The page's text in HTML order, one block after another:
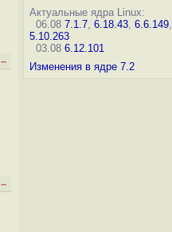
–
–
Актуальные ядра Linux:
06.08 7.1.7, 6.18.43, 6.6.149,
5.10.263
03.08 6.12.101
Изменения в ядре 7.2